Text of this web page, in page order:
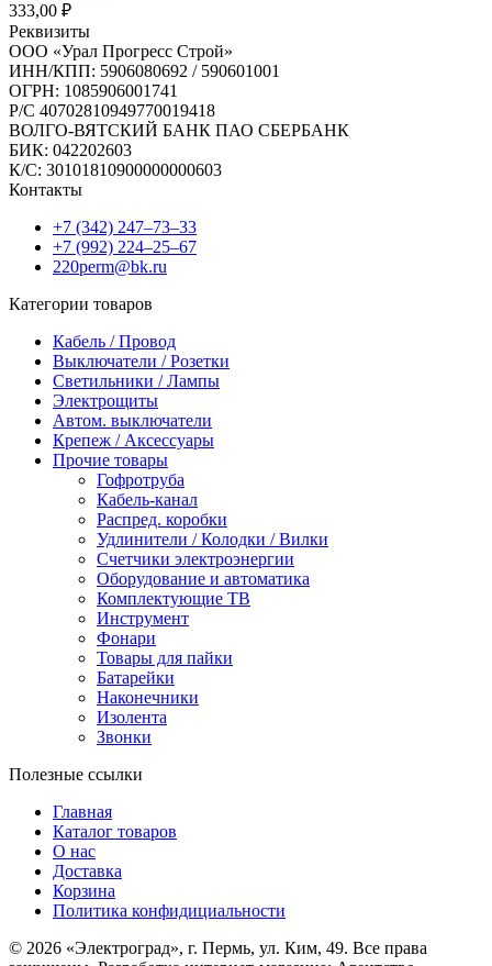
333,00 ₽
Реквизиты
ООО «Урал Прогресс Строй»
ИНН/КПП: 5906080692 / 590601001
ОГРН: 1085906001741
Р/C 40702810949770019418
ВОЛГО-ВЯТСКИЙ БАНК ПАО СБЕРБАНК
БИК: 042202603
К/С: 30101810900000000603
Контакты
+7 (342) 247‒73‒33
+7 (992) 224‒25‒67
220perm@bk.ru
Категории товаров
Кабель / Провод
Выключатели / Розетки
Светильники / Лампы
Электрощиты
Автом. выключатели
Крепеж / Аксессуары
Прочие товары
Гофротруба
Кабель-канал
Распред. коробки
Удлинители / Колодки / Вилки
Счетчики электроэнергии
Оборудование и автоматика
Комплектующие ТВ
Инструмент
Фонари
Товары для пайки
Батарейки
Наконечники
Изолента
Звонки
Полезные ссылки
Главная
Каталог товаров
О нас
Доставка
Корзина
Политика конфидициальности
© 2026 «Электроград», г. Пермь, ул. Ким, 49. Все права